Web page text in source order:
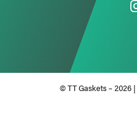
© TT Gaskets – 2026 |